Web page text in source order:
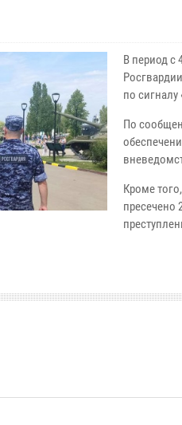
В период с
по сигналу
По
Кроме
пресечено